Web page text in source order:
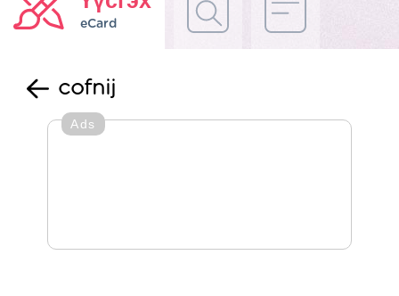
eCard
cofnij
Ads